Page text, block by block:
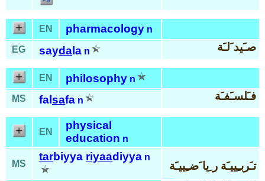
EN pharmacology n
EG
sayda la n صـَيد َلـَة
EN philosophy n
MS
fal safa n فـَلسـَفـَة
EN
physical
education n
MS
tarbiyya riyaadiyya n
تـَربـِييـَة ر ِيا َضـِييـَة